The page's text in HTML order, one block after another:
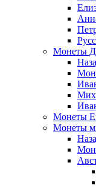
Монеты
Монеты
Монеты